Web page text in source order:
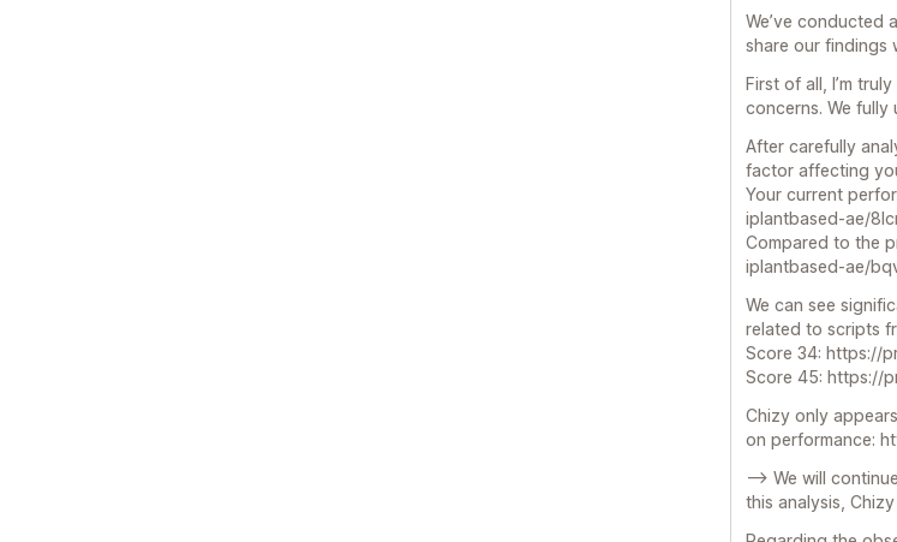
We’ve conducted
share our findings
First of all, I’m
concerns. We
After carefully
factor affecting
Your current
iplantbased-ae/
Compared to the
iplantbased-ae/
We can see
related to scripts
Score 34: https://
Score 45: https://
Chizy only
on performance:
--> We will
this analysis,